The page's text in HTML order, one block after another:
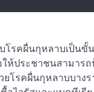
โรคผื่นกุหลาบเป็น
ห้ประชาชนสามาร
โรคผื่นกุหลาบบางร